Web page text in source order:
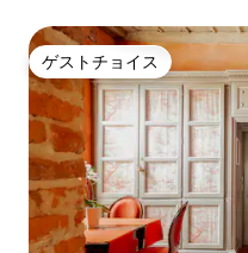
ゲストチョイス
ゲストチョイス